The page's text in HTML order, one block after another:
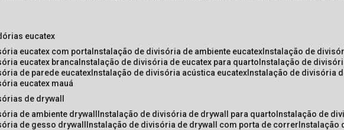
eucatex
eucatex com porta instalação de divisória de ambiente eucatex instalação de
eucatex branca instalação de divisória de eucatex para quarto instalação de
de parede eucatex instalação de divisória acústica eucatex instalação de divisória
eucatex mauá
de drywall
de ambiente drywall
instalação de divisória de drywall para quarto instalação de
de gesso drywall
instalação de divisória de drywall com porta de correr instalação